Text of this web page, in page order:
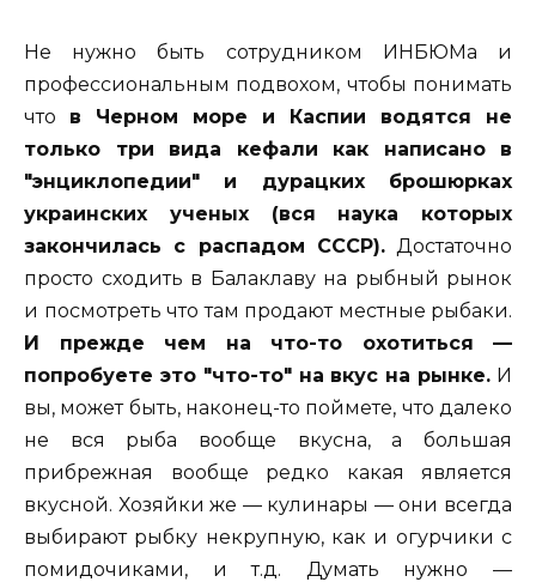
Не нужно быть сотрудником ИНБЮМа и
профессиональным подвохом, чтобы понимать
что в Черном море и Каспии водятся не
только три вида кефали как написано в
"энциклопедии" и дурацких брошюрках
украинских ученых (вся наука которых
закончилась с распадом СССР).Достаточно
просто сходить в Балаклаву на рыбный рынок
и посмотреть что там продают местные рыбаки.
И прежде чем на что-то охотиться —
попробуете это "что-то" на вкус на рынке. И
вы, может быть, наконец-то поймете, что далеко
не вся рыба вообще вкусна, а большая
прибрежная вообще редко какая является
вкусной. Хозяйки же — кулинары — они всегда
выбирают рыбку некрупную, как и огурчики с
помидочиками, и т.д. Думать нужно —